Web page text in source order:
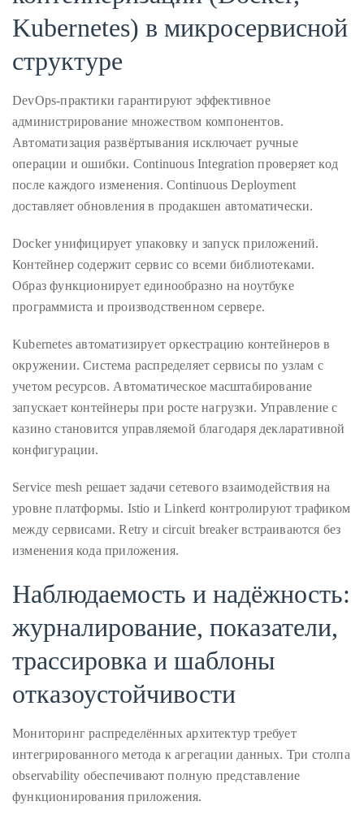
by
TheDuanewells
Ploicy
Kubernetes) в микросервисной
структуре
DevOps-практики гарантируют эффективное
администрирование множеством компонентов.
Автоматизация развёртывания исключает ручные
операции и ошибки. Continuous Integration проверяет код
после каждого изменения. Continuous Deployment
доставляет обновления в продакшен автоматически.
Docker унифицирует упаковку и запуск приложений.
Контейнер содержит сервис со всеми библиотеками.
Образ функционирует единообразно на ноутбуке
программиста и производственном сервере.
Kubernetes автоматизирует оркестрацию контейнеров в
окружении. Система распределяет сервисы по узлам с
учетом ресурсов. Автоматическое масштабирование
запускает контейнеры при росте нагрузки. Управление с
казино становится управляемой благодаря декларативной
конфигурации.
Service mesh решает задачи сетевого взаимодействия на
уровне платформы. Istio и Linkerd контролируют трафиком
между сервисами. Retry и circuit breaker встраиваются без
изменения кода приложения.
Наблюдаемость и надёжность:
журналирование, показатели,
трассировка и шаблоны
отказоустойчивости
Мониторинг распределённых архитектур требует
интегрированного метода к агрегации данных. Три столпа
observability обеспечивают полную представление
функционирования приложения.